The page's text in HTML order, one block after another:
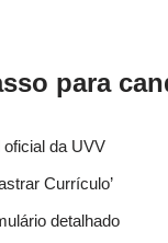
para
da UVV
Currículo’
detalhado